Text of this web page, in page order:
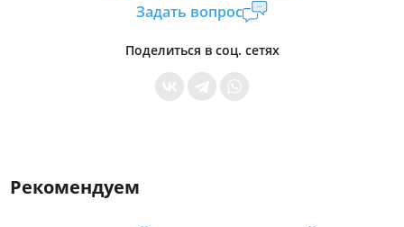
Уровень доступа:0
* Общие условия читайте в правилах сайта
Задать вопрос
Поделиться в соц. сетях
Рекомендуем